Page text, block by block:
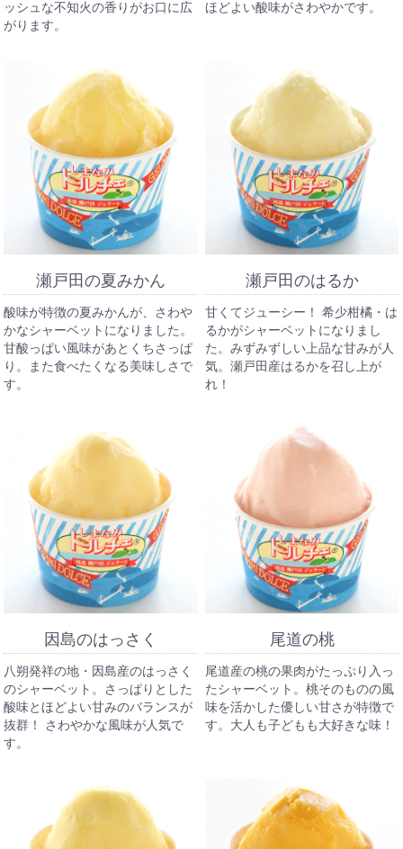
ッシュな不知火の香りがお口に広
がります。
ほどよい酸味がさわやかです。
瀬戸田の夏みかん
酸味が特徴の夏みかんが、さわや
かなシャーベットになりました。
甘酸っぱい風味があとくちさっぱ
り。また食べたくなる美味しさで
す。
瀬戸田のはるか
甘くてジューシー！ 希少柑橘・は
るかがシャーベットになりまし
た。みずみずしい上品な甘みが人
気。瀬戸田産はるかを召し上が
れ！
因島のはっさく
八朔発祥の地・因島産のはっさく
のシャーベット。さっぱりとした
酸味とほどよい甘みのバランスが
抜群！ さわやかな風味が人気で
す。
尾道の桃
尾道産の桃の果肉がたっぷり入っ
たシャーベット。桃そのものの風
味を活かした優しい甘さが特徴で
す。大人も子どもも大好きな味！